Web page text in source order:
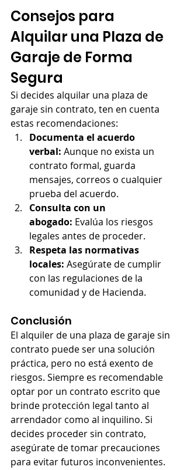
Consejos para
Alquilar una Plaza de
Garaje de Forma
Segura
Si decides alquilar una plaza de
garaje sin contrato, ten en cuenta
estas recomendaciones:
Documenta el acuerdo
verbal: Aunque no exista un
contrato formal, guarda
mensajes, correos o cualquier
prueba del acuerdo.
Consulta con un
abogado: Evalúa los riesgos
legales antes de proceder.
Respeta las normativas
locales: Asegúrate de cumplir
con las regulaciones de la
comunidad y de Hacienda.
Conclusión
El alquiler de una plaza de garaje sin
contrato puede ser una solución
práctica, pero no está exento de
riesgos. Siempre es recomendable
optar por un contrato escrito que
brinde protección legal tanto al
arrendador como al inquilino. Si
decides proceder sin contrato,
asegúrate de tomar precauciones
para evitar futuros inconvenientes.